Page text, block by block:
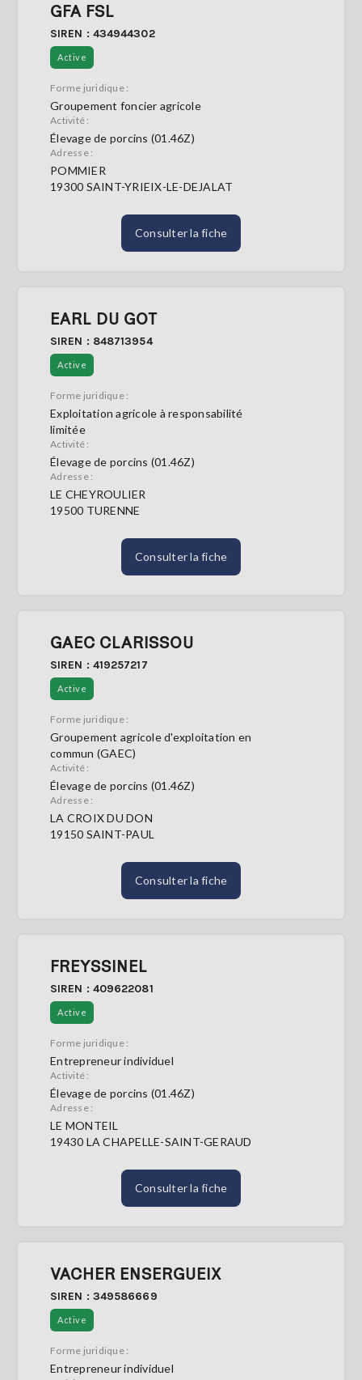
GFA FSL
SIREN : 434944302
Active
Forme juridique :
Groupement foncier agricole
Activité :
Élevage de porcins (01.46Z)
Adresse :
POMMIER
19300 SAINT-YRIEIX-LE-DEJALAT
Consulter la fiche
EARL DU GOT
SIREN : 848713954
Active
Forme juridique :
Exploitation agricole à responsabilité
limitée
Activité :
Élevage de porcins (01.46Z)
Adresse :
LE CHEYROULIER
19500 TURENNE
Consulter la fiche
GAEC CLARISSOU
SIREN : 419257217
Active
Forme juridique :
Groupement agricole d'exploitation en
commun (GAEC)
Activité :
Élevage de porcins (01.46Z)
Adresse :
LA CROIX DU DON
19150 SAINT-PAUL
Consulter la fiche
FREYSSINEL
SIREN : 409622081
Active
Forme juridique :
Entrepreneur individuel
Activité :
Élevage de porcins (01.46Z)
Adresse :
LE MONTEIL
19430 LA CHAPELLE-SAINT-GERAUD
Consulter la fiche
VACHER ENSERGUEIX
SIREN : 349586669
Active
Forme juridique :
Entrepreneur individuel